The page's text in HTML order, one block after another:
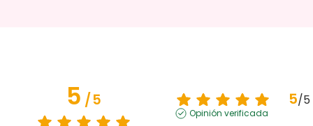
5/5 5/5
Opinión verificada